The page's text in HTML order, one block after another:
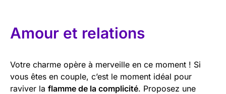
Amour et relations
Votre charme opère à merveille en ce moment ! Si
vous êtes en couple, c’est le moment idéal pour
raviver la flamme de la complicité. Proposez une